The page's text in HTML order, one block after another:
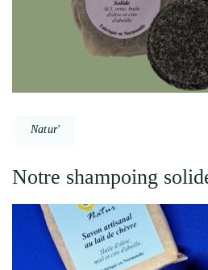
Natur'
Notre shampoing